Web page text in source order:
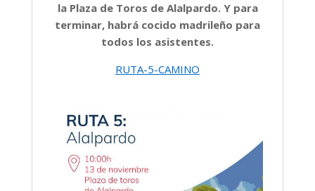
la Plaza de Toros de Alalpardo. Y para
terminar, habrá cocido madrileño para
todos los asistentes.
RUTA-5-CAMINO